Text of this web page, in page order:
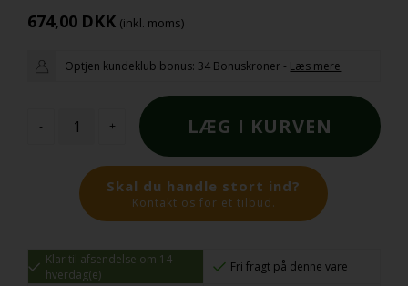
674,00 DKK (inkl. moms)
Optjen kundeklub bonus: 34 Bonuskroner - Læs mere
- +
Skal du handle stort ind?
Kontakt os for et tilbud.
Klar til afsendelse om 14
hverdag(e)
Fri fragt på denne vare